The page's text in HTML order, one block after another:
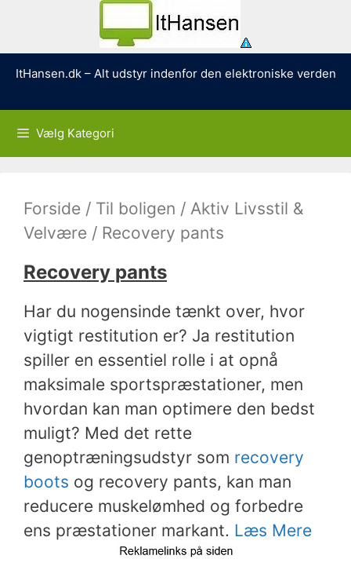
ItHansen.dk – Alt udstyr indenfor den elektroniske verden
Vælg Kategori
Forside / Til boligen / Aktiv Livsstil &
Velvære / Recovery pants
Recovery pants
Har du nogensinde tænkt over, hvor
vigtigt restitution er? Ja restitution
spiller en essentiel rolle i at opnå
maksimale sportspræstationer, men
hvordan kan man optimere den bedst
muligt? Med det rette
genoptræningsudstyr som recovery
boots og recovery pants, kan man
reducere muskelømhed og forbedre
ens præstationer markant. Læs Mere